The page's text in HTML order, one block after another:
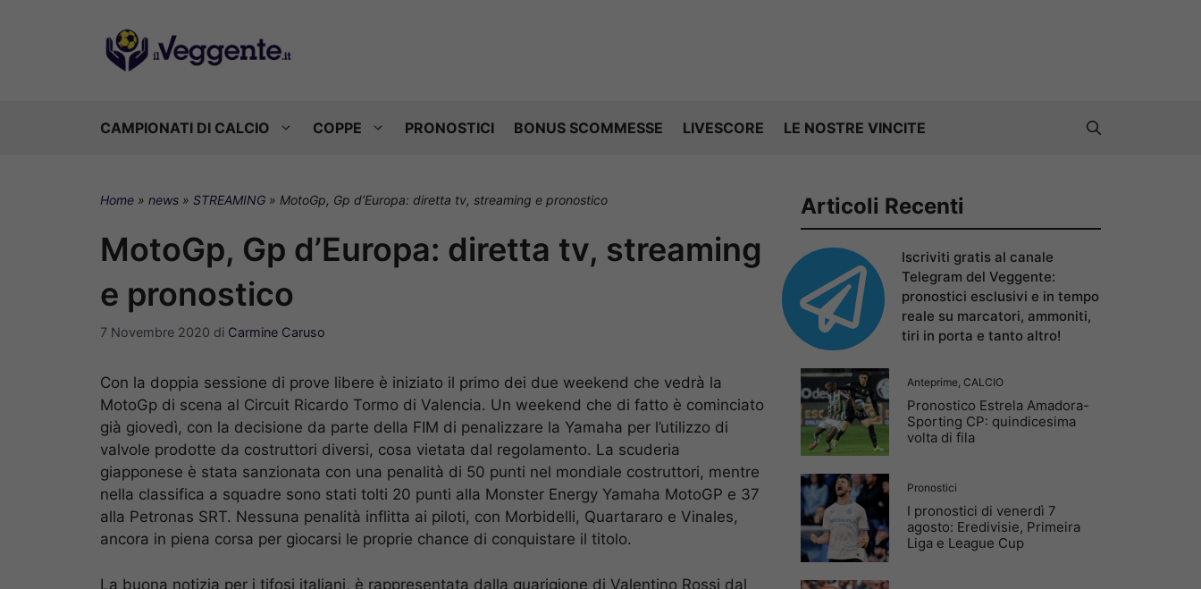
CAMPIONATI DI CALCIO COPPE PRONOSTICI BONUS SCOMMESSE LIVESCORE LE NOSTRE VINCITE
Home » news » STREAMING » MotoGp, Gp d’Europa: diretta tv, streaming e pronostico
MotoGp, Gp d’Europa: diretta tv, streaming
e pronostico
7 Novembre 2020 di Carmine Caruso
Con la doppia sessione di prove libere è iniziato il primo dei due weekend che vedrà la
MotoGp di scena al Circuit Ricardo Tormo di Valencia. Un weekend che di fatto è cominciato
già giovedì, con la decisione da parte della FIM di penalizzare la Yamaha per l’utilizzo di
valvole prodotte da costruttori diversi, cosa vietata dal regolamento. La scuderia
giapponese è stata sanzionata con una penalità di 50 punti nel mondiale costruttori, mentre
nella classifica a squadre sono stati tolti 20 punti alla Monster Energy Yamaha MotoGP e 37
alla Petronas SRT. Nessuna penalità inflitta ai piloti, con Morbidelli, Quartararo e Vinales,
ancora in piena corsa per giocarsi le proprie chance di conquistare il titolo.
La buona notizia per i tifosi italiani, è rappresentata dalla guarigione di Valentino Rossi dal
Articoli Recenti
Iscriviti gratis al canale
Telegram del Veggente:
pronostici esclusivi e in tempo
reale su marcatori, ammoniti,
tiri in porta e tanto altro!
Anteprime, CALCIO
Pronostico Estrela Amadora-
Sporting CP: quindicesima
volta di fila
Pronostici
I pronostici di venerdì 7
agosto: Eredivisie, Primeira
Liga e League Cup